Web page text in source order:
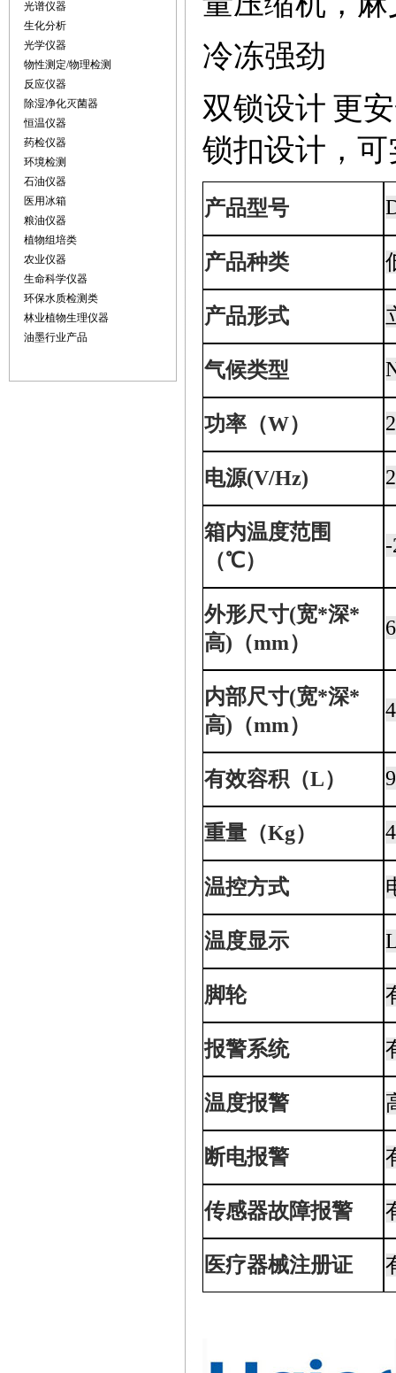
光谱仪器
生化分析
光学仪器
物性测定/物理检测
反应仪器
除湿净化灭菌器
恒温仪器
药检仪器
环境检测
石油仪器
医用冰箱
粮油仪器
植物组培类
农业仪器
生命科学仪器
环保水质检测类
林业植物生理仪器
油墨行业产品
冷冻强劲
双锁设计 更
锁扣设计，
产品型号
产品种类
产品形式
气候类型
功率（W）
电源(V/Hz)
箱内温度范围
（℃）
外形尺寸(宽*深*
高)（mm）
内部尺寸(宽*深*
高)（mm）
有效容积（L）
重量（Kg）
温控方式
温度显示
脚轮
报警系统
温度报警
断电报警
传感器故障报警
医疗器械注册证